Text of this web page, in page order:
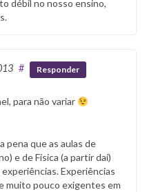
débil no nosso ensino,
# Responder
para não variar
pena que as aulas de
e de Física (a partir daí)
Experiências
muito pouco exigentes em